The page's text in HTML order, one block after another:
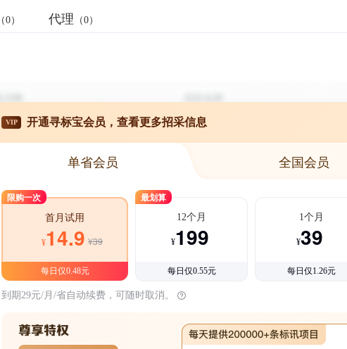
（0） 代理 （0）
VIP 开通寻标宝会员，查看更多招采信息
单省会员 全国会员
限购一次
首月试用
¥14.9 ¥39
每日仅0.48元
最划算
12个月
¥199
每日仅0.55元
1个月
¥39
每日仅1.26元
到期29元/月/省自动续费，可随时取消。